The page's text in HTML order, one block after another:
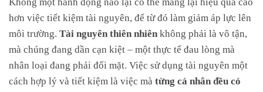
hơn việc tiết kiệm tài nguyên, để từ đó làm giảm áp lực lên
môi trường. Tài nguyên thiên nhiên không phải là vô tận,
mà chúng đang dần cạn kiệt – một thực tế đau lòng mà
nhân loại đang phải đối mặt. Việc sử dụng tài nguyên một
cách hợp lý và tiết kiệm là việc mà từng cá nhân đều có